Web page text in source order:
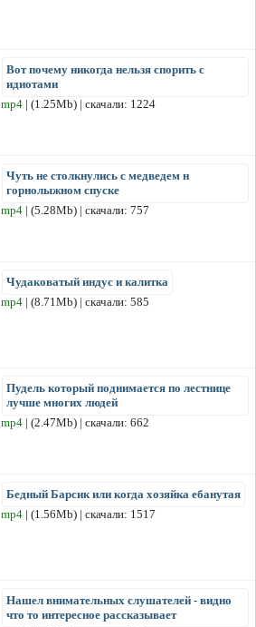
Вот почему никогда нельзя спорить с
идиотами
mp4 | (1.25Mb) | скачали: 1224
Чуть не столкнулись с медведем н
горнолыжном спуске
mp4 | (5.28Mb) | скачали: 757
Чудаковатый индус и калитка
mp4 | (8.71Mb) | скачали: 585
Пудель который поднимается по лестнице
лучше многих людей
mp4 | (2.47Mb) | скачали: 662
Бедный Барсик или когда хозяйка ебанутая
mp4 | (1.56Mb) | скачали: 1517
Нашел внимательных слушателей - видно
что то интересное рассказывает